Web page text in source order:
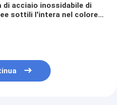
di acciaio inossidabile di
sottili l'intera nel colore